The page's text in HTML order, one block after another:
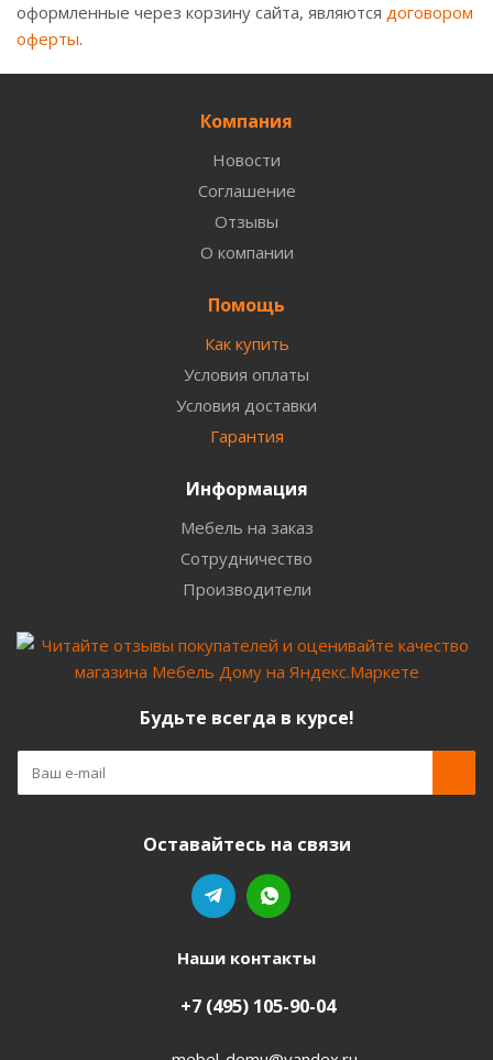
оформленные через корзину сайта, являются договором
оферты.
Компания
Новости
Соглашение
Отзывы
О компании
Помощь
Как купить
Условия оплаты
Условия доставки
Гарантия
Информация
Мебель на заказ
Сотрудничество
Производители
Будьте всегда в курсе!
Оставайтесь на связи
Наши контакты
+7 (495) 105-90-04